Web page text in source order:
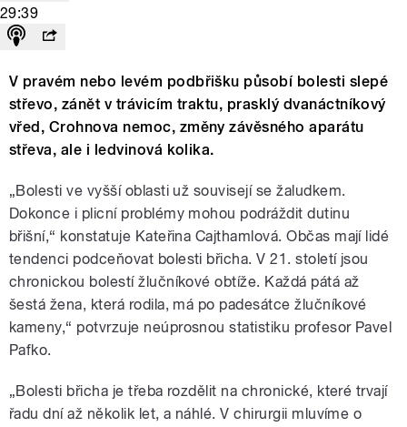
29:39
V pravém nebo levém podbřišku působí bolesti slepé
střevo, zánět v trávicím traktu, prasklý dvanáctníkový
vřed, Crohnova nemoc, změny závěsného aparátu
střeva, ale i ledvinová kolika.
„Bolesti ve vyšší oblasti už souvisejí se žaludkem.
Dokonce i plicní problémy mohou podráždit dutinu
břišní,“ konstatuje Kateřina Cajthamlová. Občas mají lidé
tendenci podceňovat bolesti břicha. V 21. století jsou
chronickou bolestí žlučníkové obtíže. Každá pátá až
šestá žena, která rodila, má po padesátce žlučníkové
kameny,“ potvrzuje neúprosnou statistiku profesor Pavel
Pafko.
„Bolesti břicha je třeba rozdělit na chronické, které trvají
řadu dní až několik let, a náhlé. V chirurgii mluvíme o